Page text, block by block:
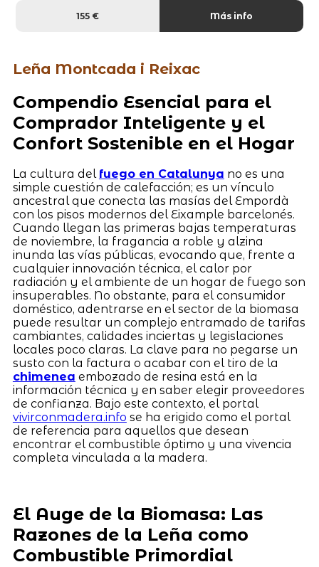
155 € Más info
Leña Montcada i Reixac
Compendio Esencial para el
Comprador Inteligente y el
Confort Sostenible en el Hogar
La cultura del fuego en Catalunya no es una
simple cuestión de calefacción; es un vínculo
ancestral que conecta las masías del Empordà
con los pisos modernos del Eixample barcelonés.
Cuando llegan las primeras bajas temperaturas
de noviembre, la fragancia a roble y alzina
inunda las vías públicas, evocando que, frente a
cualquier innovación técnica, el calor por
radiación y el ambiente de un hogar de fuego son
insuperables. No obstante, para el consumidor
doméstico, adentrarse en el sector de la biomasa
puede resultar un complejo entramado de tarifas
cambiantes, calidades inciertas y legislaciones
locales poco claras. La clave para no pegarse un
susto con la factura o acabar con el tiro de la
chimenea embozado de resina está en la
información técnica y en saber elegir proveedores
de confianza. Bajo este contexto, el portal
vivirconmadera.info se ha erigido como el portal
de referencia para aquellos que desean
encontrar el combustible óptimo y una vivencia
completa vinculada a la madera.
El Auge de la Biomasa: Las
Razones de la Leña como
Combustible Primordial